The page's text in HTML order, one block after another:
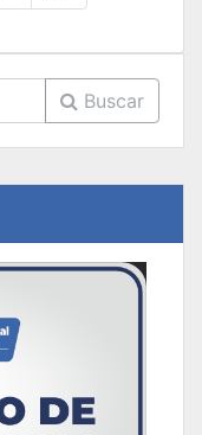
Buscar